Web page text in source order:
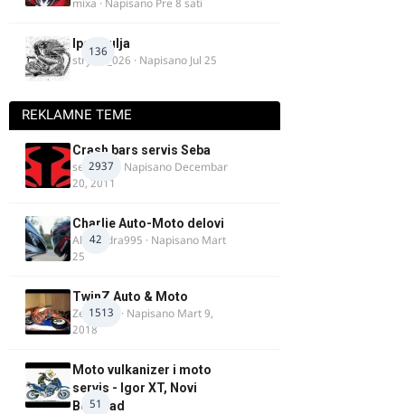
mixa · Napisano Pre 8 sati
136
Ipone ulja
stryker_026 · Napisano Jul 25
REKLAMNE TEME
2937
Crash bars servis Seba
seba011 · Napisano Decembar
20, 2011
42
Charlie Auto-Moto delovi
Alexandra995 · Napisano Mart
25
1513
TwinZ Auto & Moto
Zeljkamp · Napisano Mart 9,
2018
51
Moto vulkanizer i moto
servis - Igor XT, Novi
Beograd